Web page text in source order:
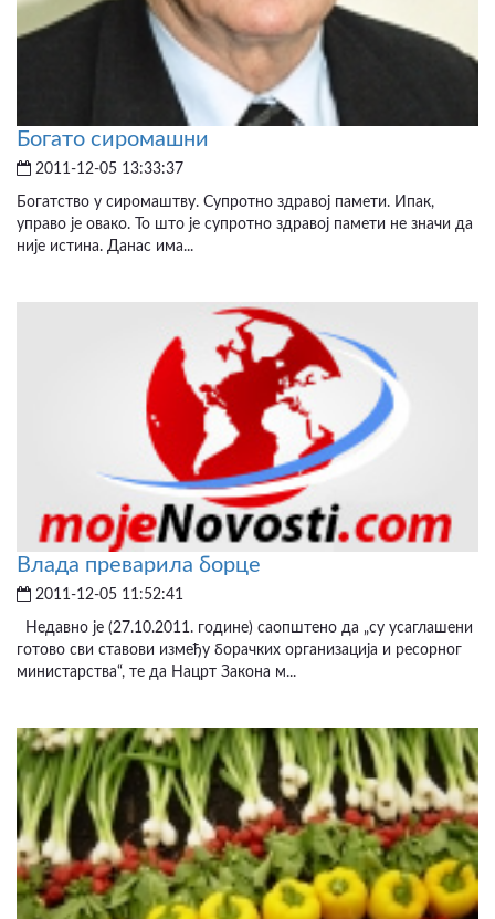
Богато сиромашни
2011-12-05 13:33:37
Богатство у сиромаштву. Супротно здравој памети. Ипак,
управо је овако. То што је супротно здравој памети не значи да
није истина. Данас има...
Влада преварила борце
2011-12-05 11:52:41
Недавно је (27.10.2011. године) саопштено да „су усаглашени
готово сви ставови између борачких организација и ресорног
министарства“, те да Нацрт Закона м...